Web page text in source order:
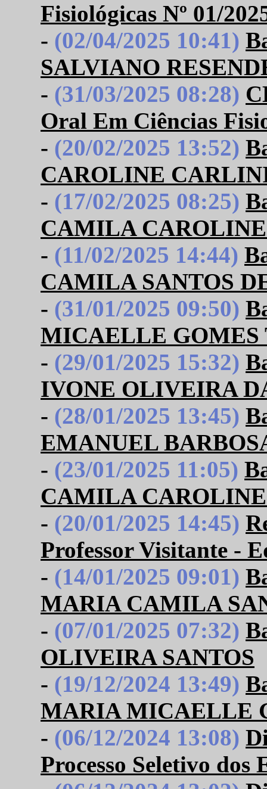
Fisiológicas Nº 01/
- (02/04/2025 10:41)
SALVIANO
- (31/03/2025 08:28)
Oral Em Ciências
- (20/02/2025 13:52)
CAROLINE
- (17/02/2025 08:25)
CAMILA
- (11/02/2025 14:44)
CAMILA SANTOS
- (31/01/2025 09:50)
MICAELLE GOMES
- (29/01/2025 15:32)
IVONE OLIVEIRA
- (28/01/2025 13:45)
EMANUEL
- (23/01/2025 11:05)
CAMILA
- (20/01/2025 14:45)
Professor Visitante -
- (14/01/2025 09:01)
MARIA CAMILA
- (07/01/2025 07:32)
OLIVEIRA SANTOS
- (19/12/2024 13:49)
MARIA MICAELLE
- (06/12/2024 13:08)
Processo Seletivo dos